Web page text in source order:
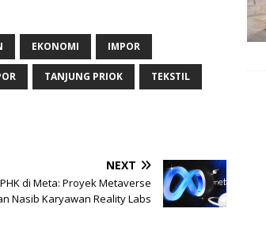
EKONOMI IMPOR
TANJUNG PRIOK TEKSTIL
NEXT
di Meta: Proyek Metaverse
Nasib Karyawan Reality Labs